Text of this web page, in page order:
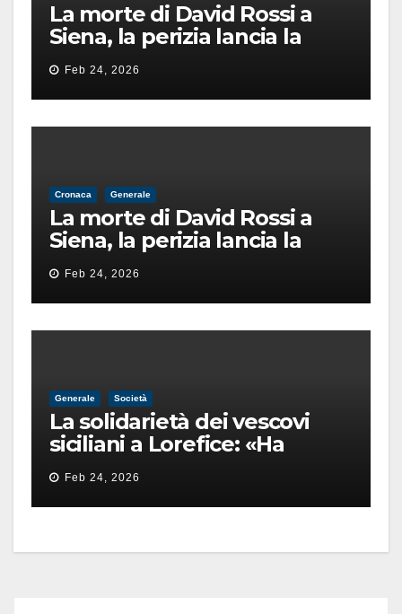
La morte di David Rossi a
Siena, la perizia lancia la
pista di un’intimidazione
finita male
Feb 24, 2026
Cronaca Generale
La morte di David Rossi a
Siena, la perizia lancia la
pista di un’intimidazione
finita male
Feb 24, 2026
Generale Società
La solidarietà dei vescovi
siciliani a Lorefice: «Ha
difeso il valore e la dignità
dell’umanità»
Feb 24, 2026